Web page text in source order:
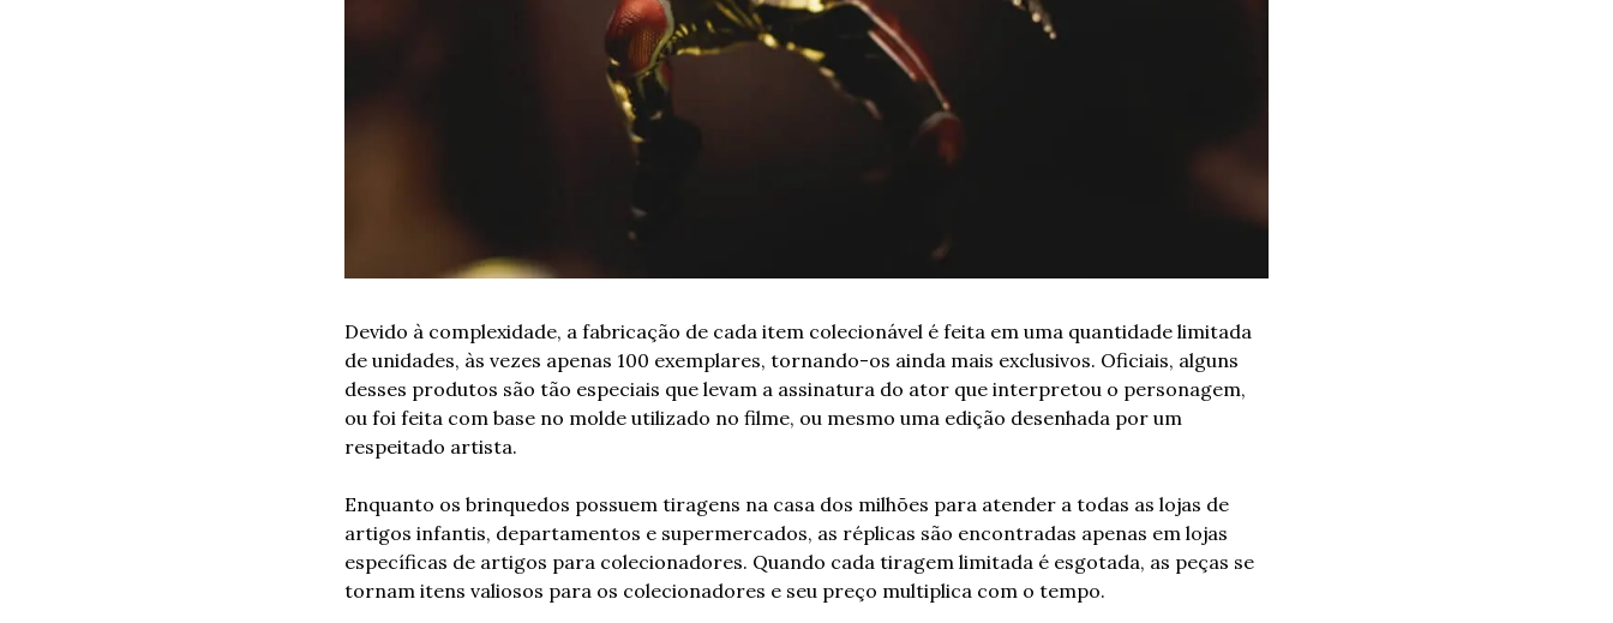
Devido à complexidade, a fabricação de cada item colecionável é feita em uma quantidade limitada
de unidades, às vezes apenas 100 exemplares, tornando-os ainda mais exclusivos. Oficiais, alguns
desses produtos são tão especiais que levam a assinatura do ator que interpretou o personagem,
ou foi feita com base no molde utilizado no filme, ou mesmo uma edição desenhada por um
respeitado artista.
Enquanto os brinquedos possuem tiragens na casa dos milhões para atender a todas as lojas de
artigos infantis, departamentos e supermercados, as réplicas são encontradas apenas em lojas
específicas de artigos para colecionadores. Quando cada tiragem limitada é esgotada, as peças se
tornam itens valiosos para os colecionadores e seu preço multiplica com o tempo.